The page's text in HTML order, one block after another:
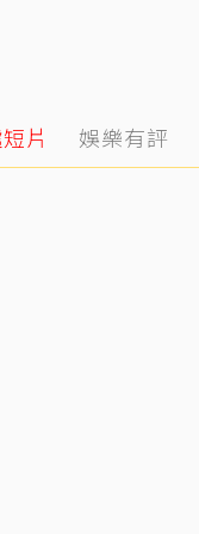
片 娛樂有評